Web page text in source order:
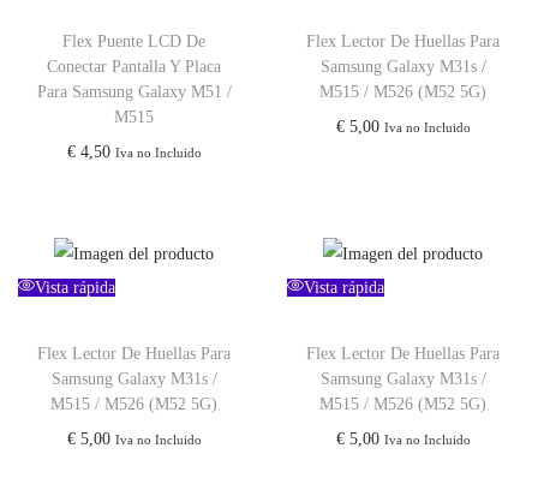
Flex Puente LCD De
Conectar Pantalla Y Placa
Para Samsung Galaxy M51 /
M515
€4,50 Iva no Incluido
Flex Lector De Huellas Para
Samsung Galaxy M31s /
M515 / M526 (M52 5G)
€5,00 Iva no Incluido
Vista rápida
Flex Lector De Huellas Para
Samsung Galaxy M31s /
M515 / M526 (M52 5G)
€5,00 Iva no Incluido
Vista rápida
Flex Lector De Huellas Para
Samsung Galaxy M31s /
M515 / M526 (M52 5G)
€5,00 Iva no Incluido